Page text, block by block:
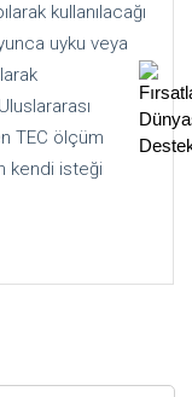
kullanılacağı
uyku veya
TEC ölçüm
kendi isteği